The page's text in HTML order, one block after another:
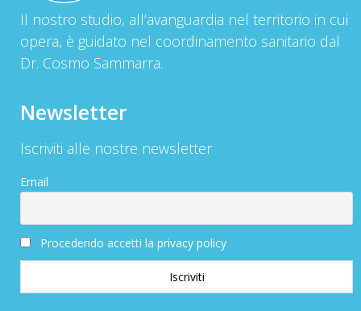
Il nostro studio, all’avanguardia nel territorio in cui
opera, è guidato nel coordinamento sanitario dal
Dr. Cosmo Sammarra.
Newsletter
Iscriviti alle nostre newsletter
Email
Procedendo accetti la privacy policy